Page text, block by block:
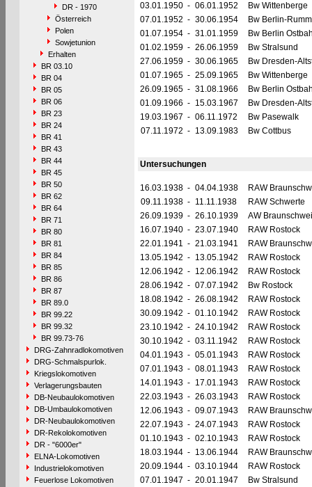
DR - 1970
Österreich
Polen
Sowjetunion
Erhalten
BR 03.10
BR 04
BR 05
BR 06
BR 23
BR 24
BR 41
BR 43
BR 44
BR 45
BR 50
BR 62
BR 64
BR 71
BR 80
BR 81
BR 84
BR 85
BR 86
BR 87
BR 89.0
BR 99.22
BR 99.32
BR 99.73-76
DRG-Zahnradlokomotiven
DRG-Schmalspurlok.
Kriegslokomotiven
Verlagerungsbauten
DB-Neubaulokomotiven
DB-Umbaulokomotiven
DR-Neubaulokomotiven
DR-Rekolokomotiven
DR - "6000er"
ELNA-Lokomotiven
Industrielokomotiven
Feuerlose Lokomotiven
03.01.1950 - 06.01.1952
Bw Wittenberge
07.01.1952 - 30.06.1954
Bw Berlin-
01.07.1954 - 31.01.1959
Bw Berlin
01.02.1959 - 26.06.1959
Bw Stralsund
27.06.1959 - 30.06.1965
Bw Dresden-
01.07.1965 - 25.09.1965
Bw Wittenberge
26.09.1965 - 31.08.1966
Bw Berlin
01.09.1966 - 15.03.1967
Bw Dresden-
19.03.1967 - 06.11.1972
Bw Pasewalk
07.11.1972 - 13.09.1983 Bw Cottbus
Untersuchungen
16.03.1938 - 04.04.1938
RAW
09.11.1938 - 11.11.1938
RAW Schwerte
26.09.1939 - 26.10.1939
AW
16.07.1940 - 23.07.1940
RAW Rostock
22.01.1941 - 21.03.1941
RAW
13.05.1942 - 13.05.1942
RAW Rostock
12.06.1942 - 12.06.1942
RAW Rostock
28.06.1942 - 07.07.1942
Bw Rostock
18.08.1942 - 26.08.1942
RAW Rostock
30.09.1942 - 01.10.1942
RAW Rostock
23.10.1942 - 24.10.1942
RAW Rostock
30.10.1942 - 03.11.1942
RAW Rostock
04.01.1943 - 05.01.1943
RAW Rostock
07.01.1943 - 08.01.1943
RAW Rostock
14.01.1943 - 17.01.1943
RAW Rostock
22.03.1943 - 26.03.1943
RAW Rostock
12.06.1943 - 09.07.1943
RAW
22.07.1943 - 24.07.1943
RAW Rostock
01.10.1943 - 02.10.1943
RAW Rostock
18.03.1944 - 13.06.1944
RAW
20.09.1944 - 03.10.1944
RAW Rostock
07.01.1947 - 20.01.1947
Bw Stralsund